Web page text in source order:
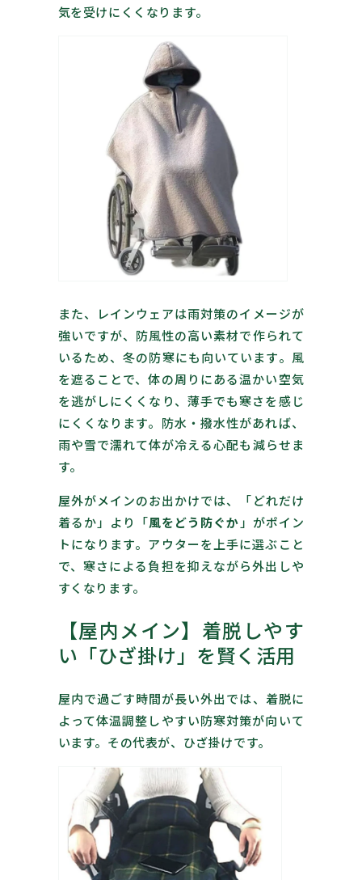
気を受けにくくなります。
また、レインウェアは雨対策のイメージが
強いですが、防風性の高い素材で作られて
いるため、冬の防寒にも向いています。風
を遮ることで、体の周りにある温かい空気
を逃がしにくくなり、薄手でも寒さを感じ
にくくなります。防水・撥水性があれば、
雨や雪で濡れて体が冷える心配も減らせま
す。
屋外がメインのお出かけでは、「どれだけ
着るか」より「風をどう防ぐか 」がポイン
トになります。アウターを上手に選ぶこと
で、寒さによる負担を抑えながら外出しや
すくなります。
【屋内メイン】着脱しやす
い「ひざ掛け」を賢く活用
屋内で過ごす時間が長い外出では、着脱に
よって体温調整しやすい防寒対策が向いて
います。その代表が、ひざ掛けです。